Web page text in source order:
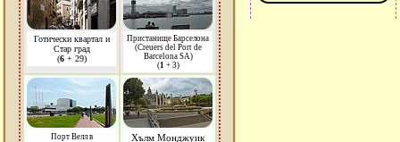
Готически квартал и
Стар град
(6+ 29)
Пристанище Барселона
(Creuers del Port de
Barcelona SA)
(1 + 3)
Порт Велл в
Хълм Монджуик